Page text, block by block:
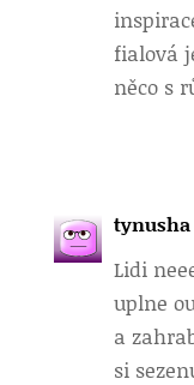
fialová
něco s
tynusha
Lidi
uplne
a
si